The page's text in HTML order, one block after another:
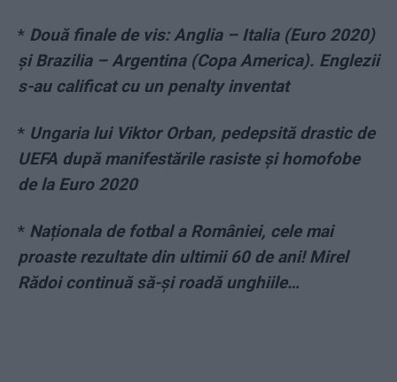
* Două finale de vis: Anglia – Italia (Euro 2020)
și Brazilia – Argentina (Copa America). Englezii
s-au calificat cu un penalty inventat
* Ungaria lui Viktor Orban, pedepsită drastic de
UEFA după manifestările rasiste și homofobe
de la Euro 2020
* Naționala de fotbal a României, cele mai
proaste rezultate din ultimii 60 de ani! Mirel
Rădoi continuă să-și roadă unghiile…